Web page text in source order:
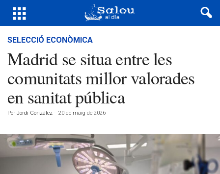
SELECCIÓ ECONÒMICA
Madrid se situa entre les
comunitats millor valorades
en sanitat pública
Por Jordi González - 20 de maig de 2026